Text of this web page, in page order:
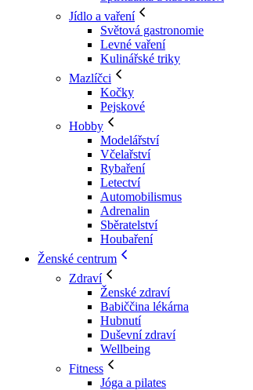
Jídlo a vaření
Světová gastronomie
Levné vaření
Kulinářské triky
Mazlíčci
Kočky
Pejskové
Hobby
Modelářství
Včelařství
Rybaření
Letectví
Automobilismus
Adrenalin
Sběratelství
Houbaření
Ženské centrum
Zdraví
Ženské zdraví
Babiččina lékárna
Hubnutí
Duševní zdraví
Wellbeing
Fitness
Jóga a pilates